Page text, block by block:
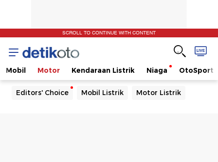
SCROLL TO CONTINUE WITH CONTENT
Mobil Motor Kendaraan Listrik Niaga OtoSport
Editors' Choice Mobil Listrik Motor Listrik